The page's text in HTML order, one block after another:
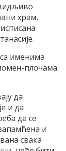
храм,
именима
плочама
да
и да
да се
и
свака